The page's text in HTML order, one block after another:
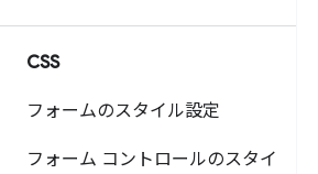
CSS
フォームのスタイル設定
フォーム コントロールのスタイ